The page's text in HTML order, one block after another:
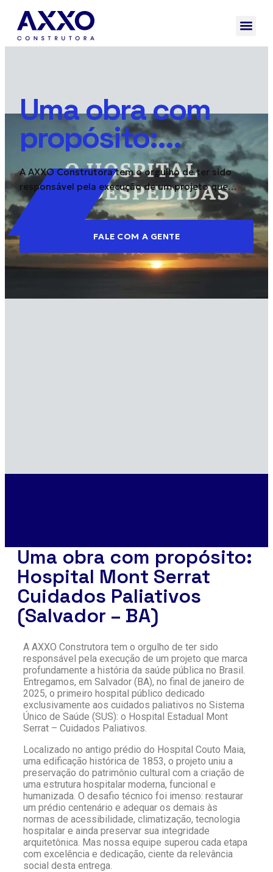
Uma obra com
propósito:
Hospital Mont
Serrat Cuidados
Paliativos
(Salvador – BA)
A AXXO Construtora tem o orgulho de ter sido
responsável pela execução de um projeto que
marca profundamente a história da saúde pública
no Brasil. Entregamos, em Salvador (BA), no final de
no Sistema Único de Saúde (SUS): o Hospital
Estadual Mont Serrat […]
FALE COM A GENTE
Uma obra com propósito:
Hospital Mont Serrat
Cuidados Paliativos
(Salvador – BA)
A AXXO Construtora tem o orgulho de ter sido
responsável pela execução de um projeto que marca
profundamente a história da saúde pública no Brasil.
Entregamos, em Salvador (BA), no final de janeiro de
2025, o primeiro hospital público dedicado
exclusivamente aos cuidados paliativos no Sistema
Único de Saúde (SUS): o Hospital Estadual Mont
Serrat – Cuidados Paliativos.
Localizado no antigo prédio do Hospital Couto Maia,
uma edificação histórica de 1853, o projeto uniu a
preservação do patrimônio cultural com a criação de
uma estrutura hospitalar moderna, funcional e
humanizada. O desafio técnico foi imenso: restaurar
um prédio centenário e adequar os demais às
normas de acessibilidade, climatização, tecnologia
hospitalar e ainda preservar sua integridade
arquitetônica. Mas nossa equipe superou cada etapa
com excelência e dedicação, ciente da relevância
social desta entrega.